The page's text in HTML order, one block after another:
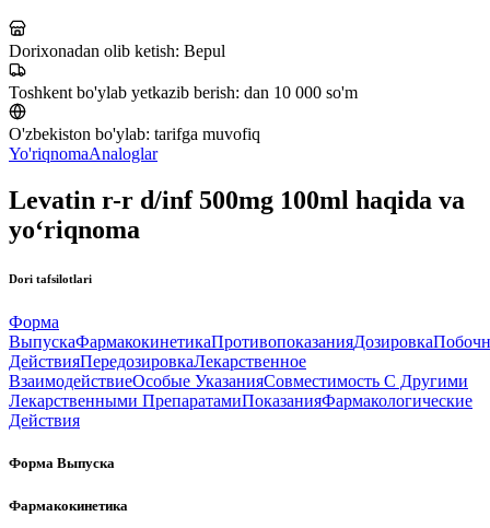
Dorixonadan olib ketish: Bepul
Toshkent bo'ylab yetkazib berish: dan 10 000 so'm
O'zbekiston bo'ylab: tarifga muvofiq
Yo'riqnomaAnaloglar
Levatin r-r d/inf 500mg 100ml haqida va
yo‘riqnoma
Dori tafsilotlari
Форма
ВыпускаФармакокинетикаПротивопоказанияДозировка
ДействияПередозировкаЛекарственное
ВзаимодействиеОсобые УказанияСовместимость С Другими
Лекарственными ПрепаратамиПоказанияФармакологические
Действия
Форма Выпуска
Фармакокинетика